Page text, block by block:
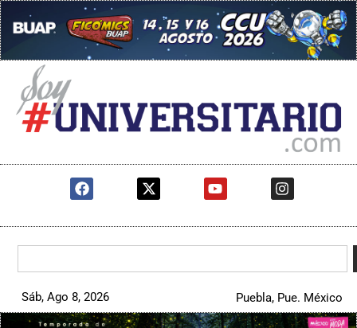
Sáb, Ago 8, 2026 Puebla, Pue. México